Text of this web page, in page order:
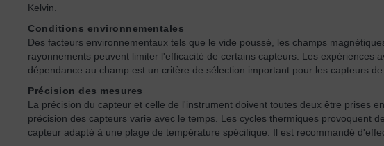
Kelvin.
Conditions environnementales
Des facteurs environnementaux tels que le vide poussé, les champs
rayonnements peuvent limiter l'efficacité de certains capteurs. Les expériences
dépendance au champ est un critère de sélection important pour les capteurs
Précision des mesures
La précision du capteur et celle de l'instrument doivent toutes deux être prises
précision des capteurs varie avec le temps. Les cycles thermiques provoquent
capteur adapté à une plage de température spécifique. Il est recommandé